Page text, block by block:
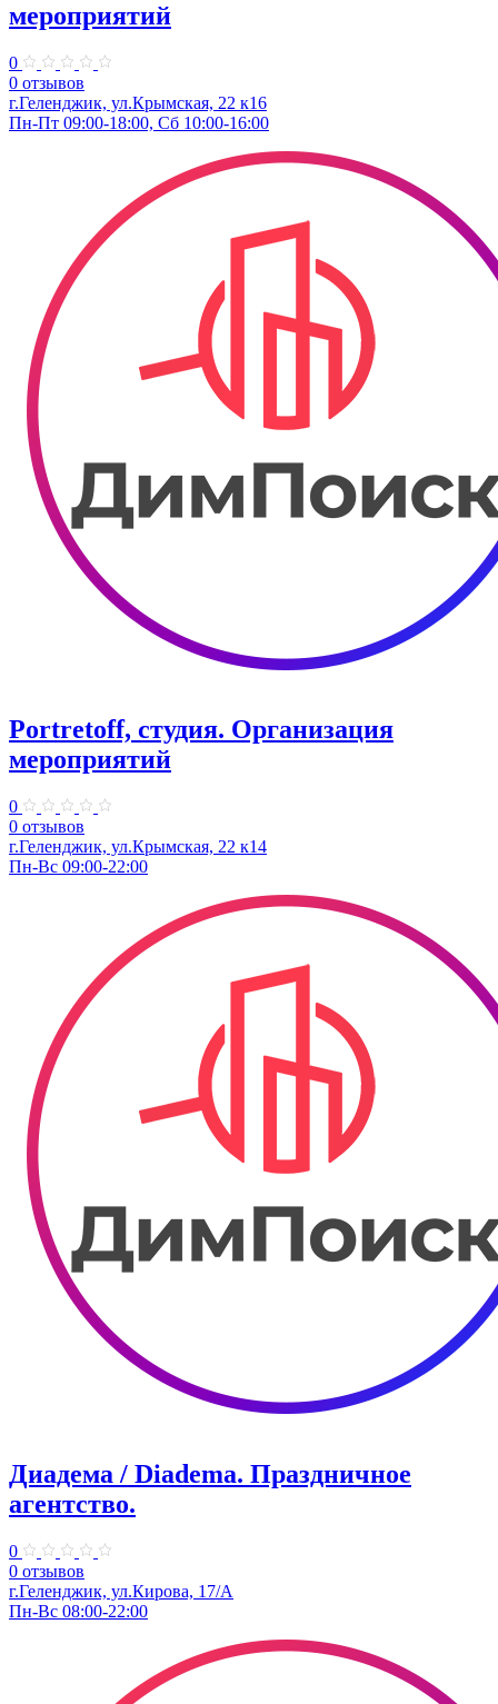
мероприятий
0
0 отзывов
г.Геленджик, ул.Крымская, 22 к16
Пн-Пт 09:00-18:00, Сб 10:00-16:00
Portretoff, студия. Организация
мероприятий
0
0 отзывов
г.Геленджик, ул.Крымская, 22 к14
Пн-Вс 09:00-22:00
Диадема / Diadema. Праздничное
агентство.
0
0 отзывов
г.Геленджик, ул.Кирова, 17/А
Пн-Вс 08:00-22:00